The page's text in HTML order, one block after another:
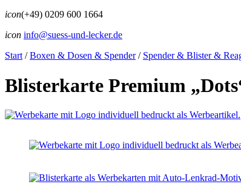
icon(+49) 0209 600 1664
icon info@suess-und-lecker.de
Start / Boxen & Dosen & Spender / Spender & Blister &
Blisterkarte Premium